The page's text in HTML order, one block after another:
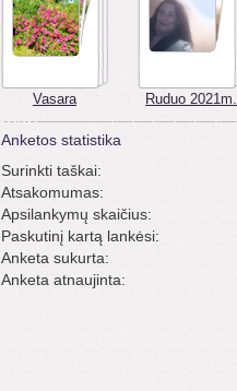
Vasara Ruduo 2021m.
Anketos statistika
Surinkti taškai:
Atsakomumas:
Apsilankymų skaičius:
Paskutinį kartą lankėsi:
Anketa sukurta:
Anketa atnaujinta: